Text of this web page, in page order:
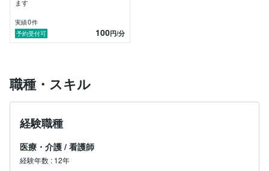
ます
実績0件
予約受付可
100円/分
職種・スキル
経験職種
医療・介護 / 看護師
経験年数 : 12年